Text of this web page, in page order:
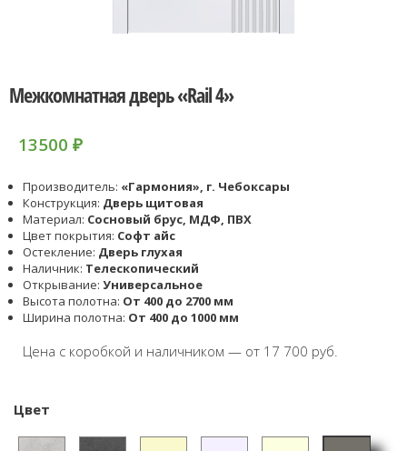
Межкомнатная дверь «Rail 4»
13500 ₽
Производитель: «Гармония», г. Чебоксары
Конструкция: Дверь щитовая
Материал: Cосновый брус, МДФ, ПВХ
Цвет покрытия: Софт айс
Остекление: Дверь глухая
Наличник: Телескопический
Открывание: Универсальное
Высота полотна: От 400 до 2700 мм
Ширина полотна: От 400 до 1000 мм
Цена с коробкой и наличником — от 17 700 руб.
Цвет